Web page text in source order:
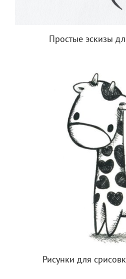
Простые эскизы
Рисунки для